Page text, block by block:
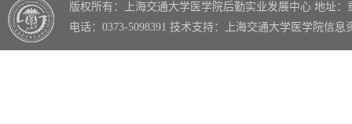
版权所有：上海交通大学医学院后勤实业发展中心 地址：
电话：0373-5098391 技术支持：上海交通大学医学院信息